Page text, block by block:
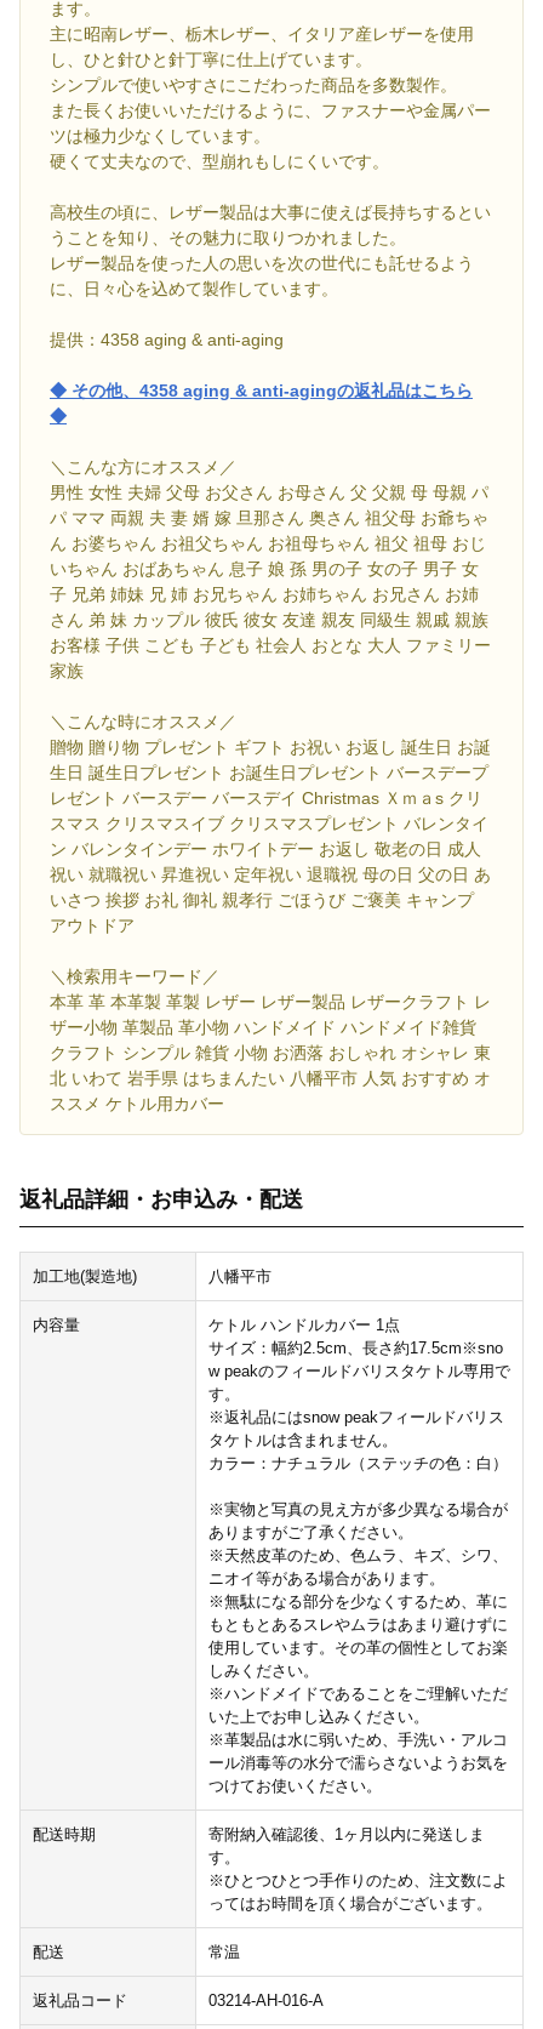
ます。
主に昭南レザー、栃木レザー、イタリア産レザーを使用
し、ひと針ひと針丁寧に仕上げています。
シンプルで使いやすさにこだわった商品を多数製作。
また長くお使いいただけるように、ファスナーや金属パー
ツは極力少なくしています。
硬くて丈夫なので、型崩れもしにくいです。
高校生の頃に、レザー製品は大事に使えば長持ちするとい
うことを知り、その魅力に取りつかれました。
レザー製品を使った人の思いを次の世代にも託せるよう
に、日々心を込めて製作しています。
提供：4358 aging & anti-aging
◆ その他、4358 aging & anti-agingの返礼品はこちら
◆
＼こんな方にオススメ／
男性 女性 夫婦 父母 お父さん お母さん 父 父親 母 母親 パ
パ ママ 両親 夫 妻 婿 嫁 旦那さん 奥さん 祖父母 お爺ちゃ
ん お婆ちゃん お祖父ちゃん お祖母ちゃん 祖父 祖母 おじ
いちゃん おばあちゃん 息子 娘 孫 男の子 女の子 男子 女
子 兄弟 姉妹 兄 姉 お兄ちゃん お姉ちゃん お兄さん お姉
さん 弟 妹 カップル 彼氏 彼女 友達 親友 同級生 親戚 親族
お客様 子供 こども 子ども 社会人 おとな 大人 ファミリー
家族
＼こんな時にオススメ／
贈物 贈り物 プレゼント ギフト お祝い お返し 誕生日 お誕
生日 誕生日プレゼント お誕生日プレゼント バースデープ
レゼント バースデー バースデイ Christmas Ｘｍａs クリ
スマス クリスマスイブ クリスマスプレゼント バレンタイ
ン バレンタインデー ホワイトデー お返し 敬老の日 成人
祝い 就職祝い 昇進祝い 定年祝い 退職祝 母の日 父の日 あ
いさつ 挨拶 お礼 御礼 親孝行 ごほうび ご褒美 キャンプ
アウトドア
＼検索用キーワード／
本革 革 本革製 革製 レザー レザー製品 レザークラフト レ
ザー小物 革製品 革小物 ハンドメイド ハンドメイド雑貨
クラフト シンプル 雑貨 小物 お洒落 おしゃれ オシャレ 東
北 いわて 岩手県 はちまんたい 八幡平市 人気 おすすめ オ
ススメ ケトル用カバー
返礼品詳細・お申込み・配送
加工地(製造地) 八幡平市
内容量
ケトル ハンドルカバー 1点
サイズ：幅約2.5cm、長さ約17.5cm※sno
w peakのフィールドバリスタケトル専用で
す。
※返礼品にはsnow peakフィールドバリス
タケトルは含まれません。
カラー：ナチュラル（ステッチの色：白）
※実物と写真の見え方が多少異なる場合が
ありますがご了承ください。
※天然皮革のため、色ムラ、キズ、シワ、
ニオイ等がある場合があります。
※無駄になる部分を少なくするため、革に
もともとあるスレやムラはあまり避けずに
使用しています。その革の個性としてお楽
しみください。
※ハンドメイドであることをご理解いただ
いた上でお申し込みください。
※革製品は水に弱いため、手洗い・アルコ
ール消毒等の水分で濡らさないようお気を
つけてお使いください。
配送時期
寄附納入確認後、1ヶ月以内に発送しま
す。
※ひとつひとつ手作りのため、注文数によ
ってはお時間を頂く場合がございます。
配送 常温
返礼品コード 03214-AH-016-A